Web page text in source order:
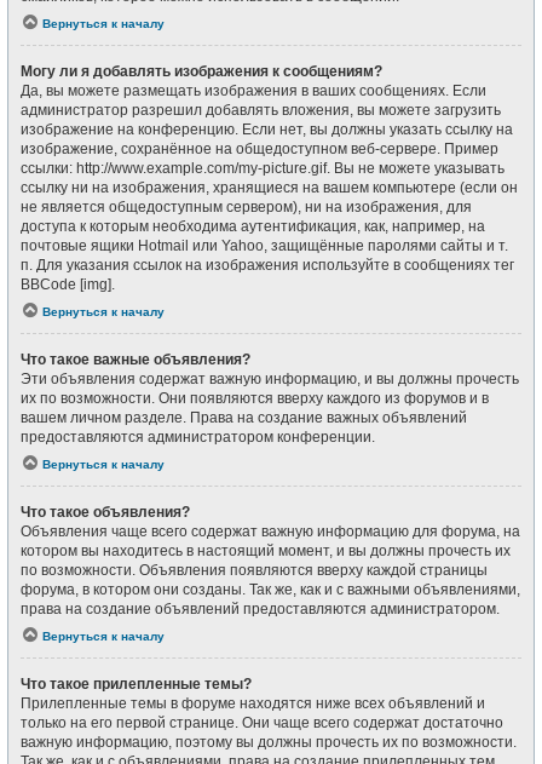
Вернуться к началу
Могу ли я добавлять изображения к сообщениям?
Да, вы можете размещать изображения в ваших сообщениях. Если
администратор разрешил добавлять вложения, вы можете загрузить
изображение на конференцию. Если нет, вы должны указать ссылку на
изображение, сохранённое на общедоступном веб-сервере. Пример
ссылки: http://www.example.com/my-picture.gif. Вы не можете указывать
ссылку ни на изображения, хранящиеся на вашем компьютере (если он
не является общедоступным сервером), ни на изображения, для
доступа к которым необходима аутентификация, как, например, на
почтовые ящики Hotmail или Yahoo, защищённые паролями сайты и т.
п. Для указания ссылок на изображения используйте в сообщениях тег
BBCode [img].
Вернуться к началу
Что такое важные объявления?
Эти объявления содержат важную информацию, и вы должны прочесть
их по возможности. Они появляются вверху каждого из форумов и в
вашем личном разделе. Права на создание важных объявлений
предоставляются администратором конференции.
Вернуться к началу
Что такое объявления?
Объявления чаще всего содержат важную информацию для форума, на
котором вы находитесь в настоящий момент, и вы должны прочесть их
по возможности. Объявления появляются вверху каждой страницы
форума, в котором они созданы. Так же, как и с важными объявлениями,
права на создание объявлений предоставляются администратором.
Вернуться к началу
Что такое прилепленные темы?
Прилепленные темы в форуме находятся ниже всех объявлений и
только на его первой странице. Они чаще всего содержат достаточно
важную информацию, поэтому вы должны прочесть их по возможности.